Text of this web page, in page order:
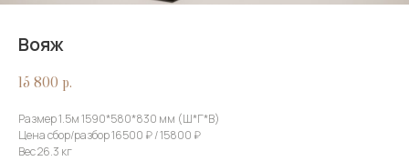
Вояж
15 800 р.
Размер 1.5м 1590*580*830 мм (Ш*Г*В)
Цена сбор/разбор 16500 ₽ / 15800 ₽
Вес 26.3 кг